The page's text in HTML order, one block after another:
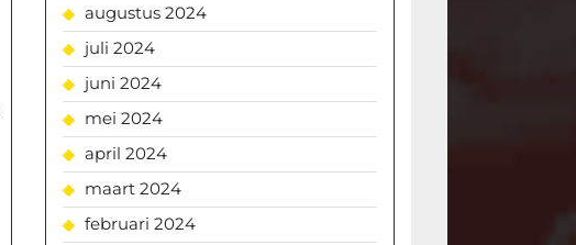
augustus 2024
juli 2024
juni 2024
mei 2024
april 2024
maart 2024
februari 2024